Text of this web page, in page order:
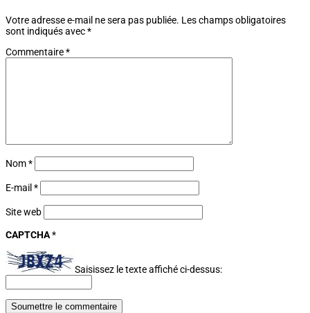
Votre adresse e-mail ne sera pas publiée. Les champs obligatoires
sont indiqués avec*
Commentaire*
Nom*
E-mail *
Site web
CAPTCHA*
Saisissez le texte affiché ci-dessus:
Soumettre le commentaire